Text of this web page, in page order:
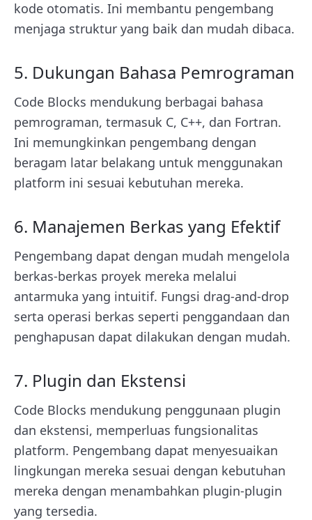
kode otomatis. Ini membantu pengembang
menjaga struktur yang baik dan mudah dibaca.
5. Dukungan Bahasa Pemrograman
Code Blocks mendukung berbagai bahasa
pemrograman, termasuk C, C++, dan Fortran.
Ini memungkinkan pengembang dengan
beragam latar belakang untuk menggunakan
platform ini sesuai kebutuhan mereka.
6. Manajemen Berkas yang Efektif
Pengembang dapat dengan mudah mengelola
berkas-berkas proyek mereka melalui
antarmuka yang intuitif. Fungsi drag-and-drop
serta operasi berkas seperti penggandaan dan
penghapusan dapat dilakukan dengan mudah.
7. Plugin dan Ekstensi
Code Blocks mendukung penggunaan plugin
dan ekstensi, memperluas fungsionalitas
platform. Pengembang dapat menyesuaikan
lingkungan mereka sesuai dengan kebutuhan
mereka dengan menambahkan plugin-plugin
yang tersedia.